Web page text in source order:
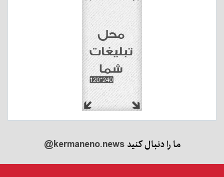
ما را دنبال کنید@kermaneno.news